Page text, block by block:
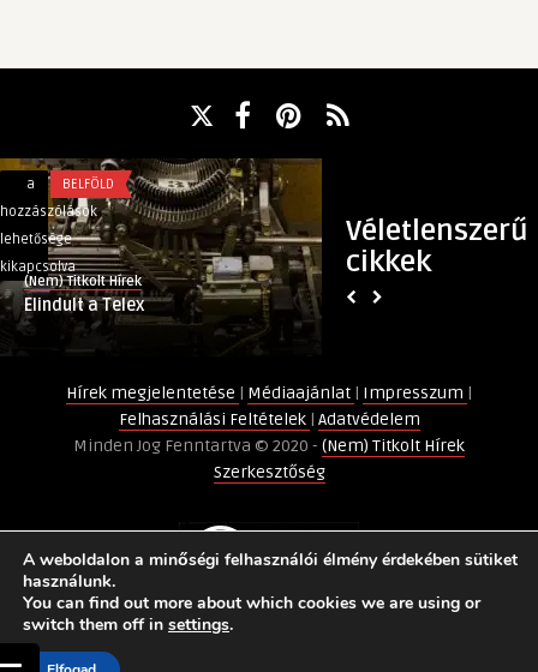
Véletlenszerű
cikkek
Elindult
a
Telex
bejegyzéshez
a
hozzászólások
lehetősége
kikapcsolva
BELFÖLD
(Nem) Titkolt Hírek
Elindult a Telex
ellen
és
lehetősége
kikapcsolva
Hírek megjelentetése | Médiaajánlat | Impresszum |
Felhasználási Feltételek | Adatvédelem
Minden Jog Fenntartva © 2020 - (Nem) Titkolt Hírek
Szerkesztőség
A weboldalon a minőségi felhasználói élmény érdekében sütiket
használunk.
You can find out more about which cookies we are using or
switch them off in settings.